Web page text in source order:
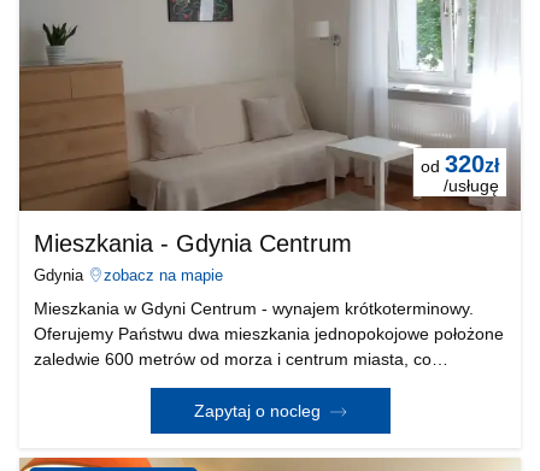
od 320zł
/usługę
Mieszkania - Gdynia Centrum
Gdynia zobacz na mapie
Mieszkania w Gdyni Centrum - wynajem krótkoterminowy.
Oferujemy Państwu dwa mieszkania jednopokojowe położone
zaledwie 600 metrów od morza i centrum miasta, co
zapewnia łatwy dostęp do plaży, atrakcji turystycznych,
restauracji, sklepów i innych udogodnień. Mieszkania
Zapytaj o nocleg